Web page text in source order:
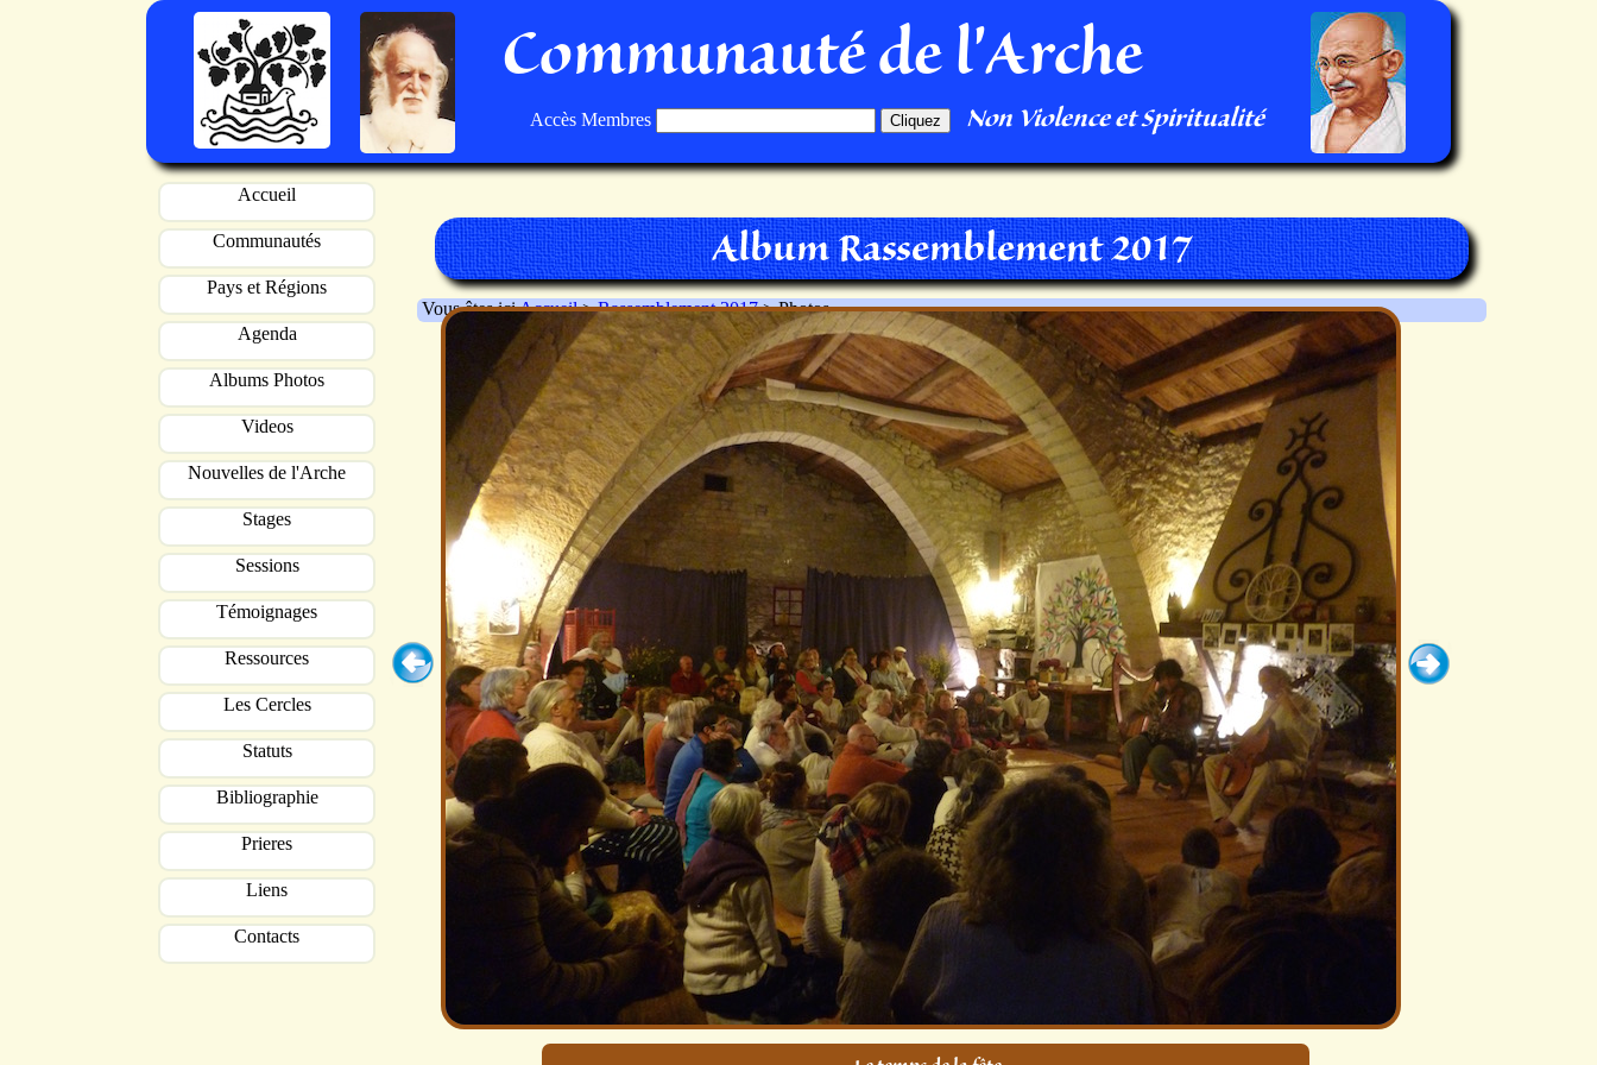
Communauté de l'Arche
Non Violence et Spiritualité
Accès Membres
Accueil
Communautés
Pays et Régions
Agenda
Albums Photos
Videos
Nouvelles de l'Arche
Stages
Sessions
Témoignages
Ressources
Les Cercles
Statuts
Bibliographie
Prieres
Liens
Contacts
Album Rassemblement 2017
Vous êtes iciAccueil>Rassemblement 2017> Photos